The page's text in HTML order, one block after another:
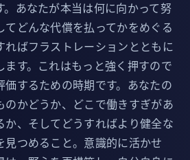
。あなたが本当は何に向かって努
てどんな代償を払ってかをめぐる
ればフラストレーションとともに
ます。これはもっと強く押すので
価するための時期です。あなたの
のかどうか、どこで働きすぎがあ
か、そしてどうすればより健全な
見つめること。意識的に活かせ